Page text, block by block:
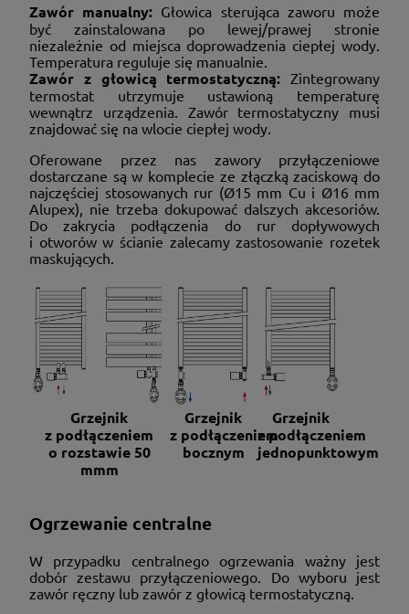
Zawór manualny: Głowica sterująca zaworu może
być zainstalowana po lewej/prawej stronie
niezależnie od miejsca doprowadzenia ciepłej wody.
Temperatura reguluje się manualnie.
Zawór z głowicą termostatyczną: Zintegrowany
termostat utrzymuje ustawioną temperaturę
wewnątrz urządzenia. Zawór termostatyczny musi
znajdować się na wlocie ciepłej wody.
Oferowane przez nas zawory przyłączeniowe
dostarczane są w komplecie ze złączką zaciskową do
najczęściej stosowanych rur (Ø15 mm Cu i Ø16 mm
Alupex), nie trzeba dokupować dalszych akcesoriów.
Do zakrycia podłączenia do rur dopływowych
i otworów w ścianie zalecamy zastosowanie rozetek
maskujących.
Grzejnik
z podłączeniem
o rozstawie 50
mmm
Grzejnik
z podłączeniem
bocznym
Grzejnik
z podłączeniem
jednopunktowym
Ogrzewanie centralne
W przypadku centralnego ogrzewania ważny jest
dobór zestawu przyłączeniowego. Do wyboru jest
zawór ręczny lub zawór z głowicą termostatyczną.